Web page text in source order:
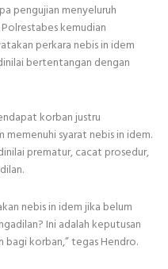
pengujian menyeluruh
kemudian
perkara nebis in idem
bertentangan dengan
korban justru
memenuhi syarat nebis in idem.
prematur, cacat prosedur,
nebis in idem jika belum
Ini adalah keputusan
korban,” tegas Hendro.